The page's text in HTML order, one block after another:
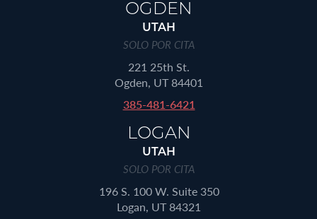
OGDEN
UTAH
SOLO POR CITA
221 25th St.
Ogden, UT 84401
385-481-6421
LOGAN
UTAH
SOLO POR CITA
196 S. 100 W. Suite 350
Logan, UT 84321